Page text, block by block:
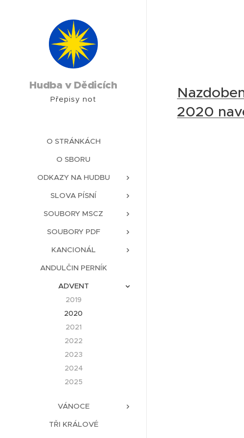
Hudba v Dědicích
Přepisy not
O STRÁNKÁCH
O SBORU
ODKAZY NA HUDBU
SLOVA PÍSNÍ
SOUBORY MSCZ
SOUBORY PDF
KANCIONÁL
ANDULČIN PERNÍK
ADVENT
2019
2020
2021
2022
2023
2024
2025
VÁNOCE
TŘI KRÁLOVÉ
2020